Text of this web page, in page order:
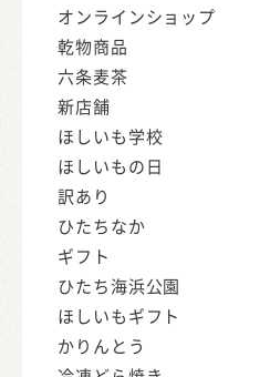
オンラインショップ
乾物商品
六条麦茶
新店舗
ほしいも学校
ほしいもの日
訳あり
ひたちなか
ギフト
ひたち海浜公園
ほしいもギフト
かりんとう